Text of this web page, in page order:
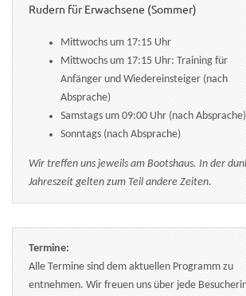
Rudern für Erwachsene (Sommer)
Mittwochs um 17:15 Uhr
Mittwochs um 17:15 Uhr: Training für
Anfänger und Wiedereinsteiger (nach
Absprache)
Samstags um 09:00 Uhr (nach Absprache)
Sonntags (nach Absprache)
Wir treffen uns jeweils am Bootshaus. In der
Jahreszeit gelten zum Teil andere Zeiten.
Termine:
Alle Termine sind dem aktuellen Programm zu
entnehmen. Wir freuen uns über jede